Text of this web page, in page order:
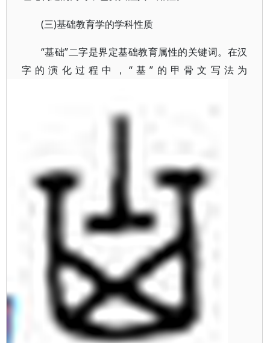
(三)基础教育学的学科性质
“基础”二字是界定基础教育属性的关键词。在汉
字的演化过程中，“基”的甲骨文写法为